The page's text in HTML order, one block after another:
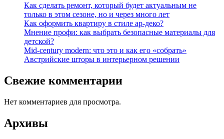
Как сделать ремонт, который будет актуальным не
только в этом сезоне, но и через много лет
Как оформить квартиру в стиле ар-деко?
Мнение профи: как выбрать безопасные материалы для
детской?
Mid-century modern: что это и как его «собрать»
Австрийские шторы в интерьерном решении
Свежие комментарии
Нет комментариев для просмотра.
Архивы